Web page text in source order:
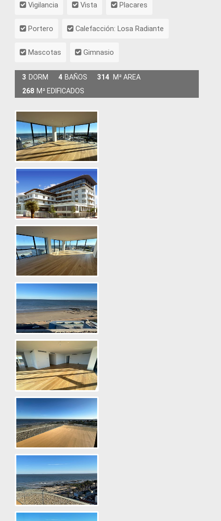
Vigilancia Vista Placares
Portero Calefacción: Losa Radiante
Mascotas Gimnasio
3 DORM 4 BAÑOS 314
M² AREA
268 M² EDIFICADOS